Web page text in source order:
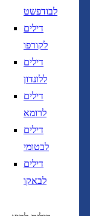
לבודפשט
דילים
לקורפו
דילים
ללונדון
דילים
לרומא
דילים
לבטומי
דילים
לבאקו